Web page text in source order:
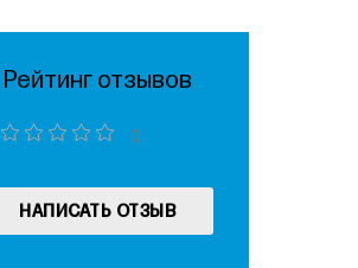
Рейтинг отзывов
0
НАПИСАТЬ ОТЗЫВ